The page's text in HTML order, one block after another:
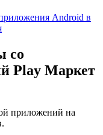
Android в
со
Play Маркет
приложений на